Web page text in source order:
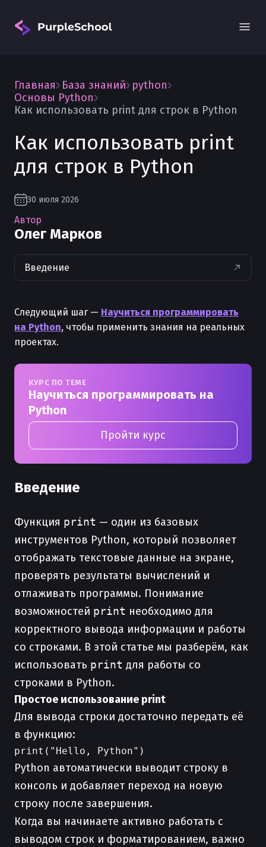
Главная База знаний python
Основы Python
Как использовать print для строк в Python
Как использовать print
для строк в Python
30 июля 2026
Автор
Олег Марков
Введение
Следующий шаг — Научиться программировать
на Python, чтобы применить знания на реальных
проектах.
КУРС ПО ТЕМЕ
Научиться программировать на
Python
Пройти курс
Введение
Функция print — один из базовых
инструментов Python, который позволяет
отображать текстовые данные на экране,
проверять результаты вычислений и
отлаживать программы. Понимание
возможностей print необходимо для
корректного вывода информации и работы
со строками. В этой статье мы разберём, как
использовать print для работы со
строками в Python.
Простое использование print
Для вывода строки достаточно передать её
в функцию:
Python автоматически выводит строку в
консоль и добавляет переход на новую
строку после завершения.
Когда вы начинаете активно работать с
выводом строк и форматированием, важно